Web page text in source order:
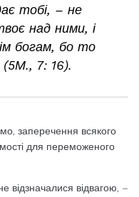
тобі, – не
над ними, і
богам, бо то
7: 16).
заперечення всякого
для переможеного
відзначалися відвагою, –